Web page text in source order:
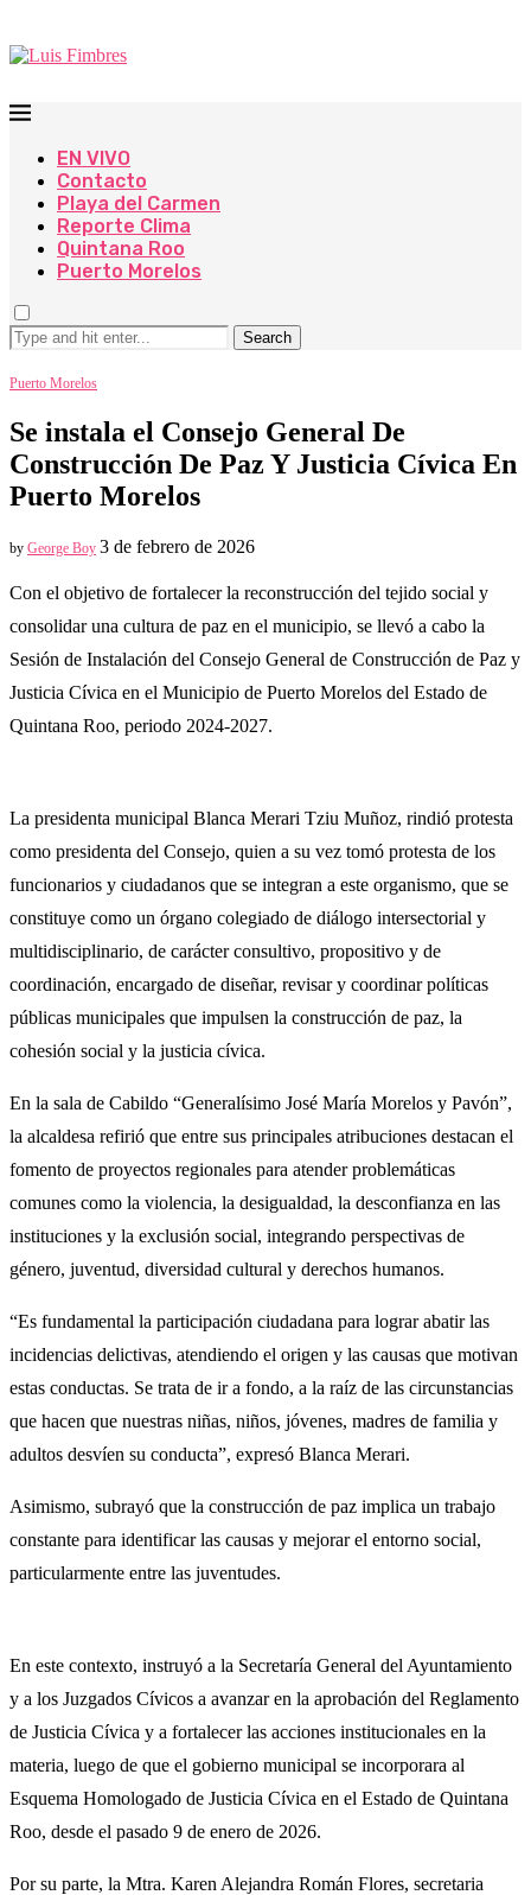
EN VIVO
Contacto
Playa del Carmen
Reporte Clima
Quintana Roo
Puerto Morelos
Search
Puerto Morelos
Se instala el Consejo General De
Construcción De Paz Y Justicia Cívica En
Puerto Morelos
by George Boy 3 de febrero de 2026
Con el objetivo de fortalecer la reconstrucción del tejido social y
consolidar una cultura de paz en el municipio, se llevó a cabo la
Sesión de Instalación del Consejo General de Construcción de Paz y
Justicia Cívica en el Municipio de Puerto Morelos del Estado de
Quintana Roo, periodo 2024-2027.
La presidenta municipal Blanca Merari Tziu Muñoz, rindió protesta
como presidenta del Consejo, quien a su vez tomó protesta de los
funcionarios y ciudadanos que se integran a este organismo, que se
constituye como un órgano colegiado de diálogo intersectorial y
multidisciplinario, de carácter consultivo, propositivo y de
coordinación, encargado de diseñar, revisar y coordinar políticas
públicas municipales que impulsen la construcción de paz, la
cohesión social y la justicia cívica.
En la sala de Cabildo “Generalísimo José María Morelos y Pavón”,
la alcaldesa refirió que entre sus principales atribuciones destacan el
fomento de proyectos regionales para atender problemáticas
comunes como la violencia, la desigualdad, la desconfianza en las
instituciones y la exclusión social, integrando perspectivas de
género, juventud, diversidad cultural y derechos humanos.
“Es fundamental la participación ciudadana para lograr abatir las
incidencias delictivas, atendiendo el origen y las causas que motivan
estas conductas. Se trata de ir a fondo, a la raíz de las circunstancias
que hacen que nuestras niñas, niños, jóvenes, madres de familia y
adultos desvíen su conducta”, expresó Blanca Merari.
Asimismo, subrayó que la construcción de paz implica un trabajo
constante para identificar las causas y mejorar el entorno social,
particularmente entre las juventudes.
En este contexto, instruyó a la Secretaría General del Ayuntamiento
y a los Juzgados Cívicos a avanzar en la aprobación del Reglamento
de Justicia Cívica y a fortalecer las acciones institucionales en la
materia, luego de que el gobierno municipal se incorporara al
Esquema Homologado de Justicia Cívica en el Estado de Quintana
Roo, desde el pasado 9 de enero de 2026.
Por su parte, la Mtra. Karen Alejandra Román Flores, secretaria